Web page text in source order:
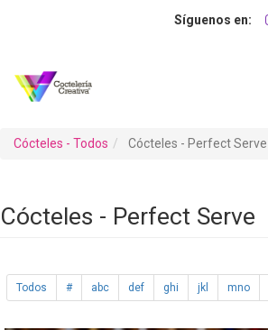
Cócteles - Todos Cócteles - Perfect Serve
Cócteles - Perfect Serve
Todos # abc def ghi jkl mno